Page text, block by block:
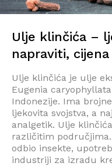
Ulje klinčića –
napraviti, cijena
Ulje klinčića je ulje
Eugenia
Indonezije. Ima
ljekovita svojstva, a
analgetik. Ulje
različitim
odbio insekte,
industriji za izradu